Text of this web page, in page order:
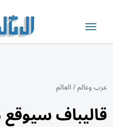
عرب وعالم/العالم
قاليباف سيوقع